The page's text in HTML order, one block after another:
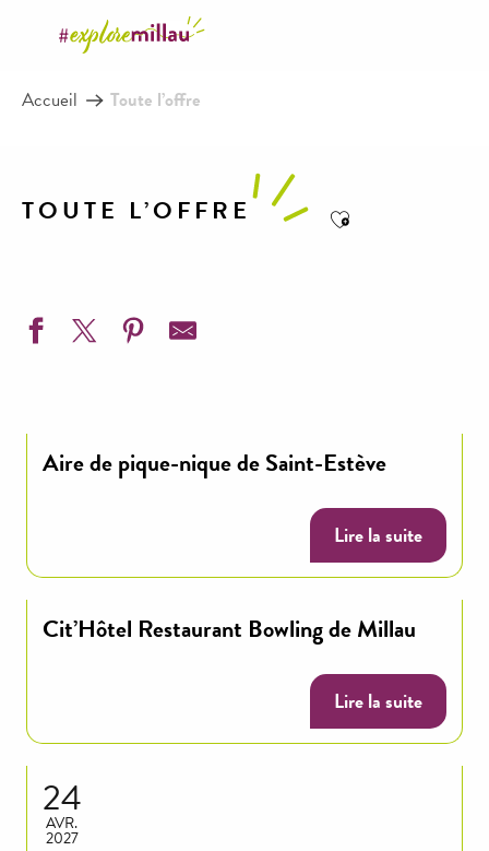
principal
Accueil Toute l’offre
TOUTE L’OFFRE
Aire de pique-nique de Saint-Estève
Lire la suite
Cit’Hôtel Restaurant Bowling de Millau
Lire la suite
24
AVR.
2027